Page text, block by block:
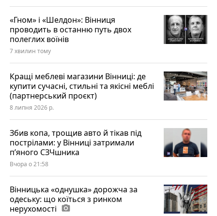
«Гном» і «Шелдон»: Вінниця
проводить в останню путь двох
полеглих воїнів
7 хвилин тому
Кращі меблеві магазини Вінниці: де
купити сучасні, стильні та якісні меблі
(партнерський проєкт)
8 липня 2026 р.
Збив копа, трощив авто й тікав під
пострілами: у Вінниці затримали
п’яного СЗЧшника
Вчора о 21:58
Вінницька «однушка» дорожча за
одеську: що коїться з ринком
нерухомості photo_camera